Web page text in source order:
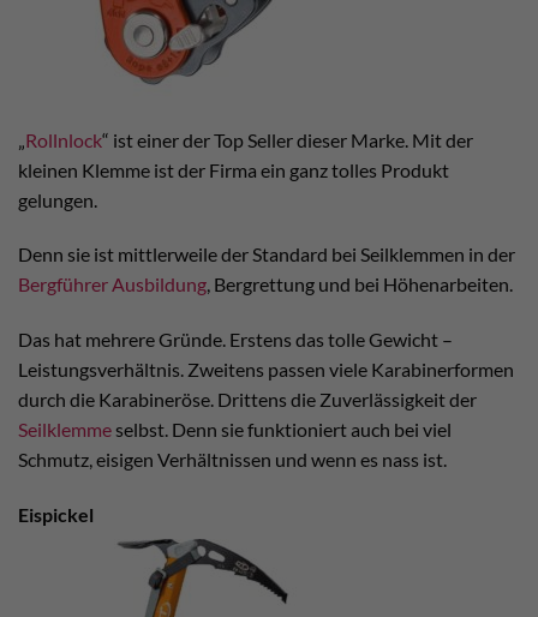
Rollnlock“ ist einer der Top Seller dieser Marke. Mit der
kleinen Klemme ist der Firma ein ganz tolles Produkt
gelungen.
Denn sie ist mittlerweile der Standard bei Seilklemmen in der
Bergführer Ausbildung, Bergrettung und bei Höhenarbeiten.
Das hat mehrere Gründe. Erstens das tolle Gewicht –
Leistungsverhältnis. Zweitens passen viele Karabinerformen
durch die Karabineröse. Drittens die Zuverlässigkeit der
Seilklemme selbst. Denn sie funktioniert auch bei viel
Schmutz, eisigen Verhältnissen und wenn es nass ist.
Eispickel